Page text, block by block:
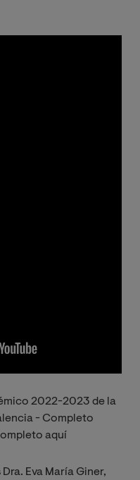
2022-2023 de la
- Completo
aquí
Eva María Giner,